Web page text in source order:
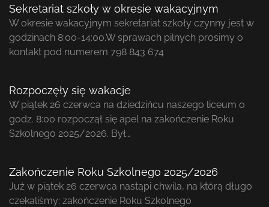
Sekretariat szkoły w okresie wakacyjnym
W okresie wakacyjnym sekretariat szkoły czynny jest w
godzinach 8:00-14:00.W sprawach pilnych prosimy o
kontakt pod numerem 798 843 674
Rozpoczęły się wakacje
W piątek 26 czerwca na dziedzińcu naszego liceum o
godz. 8:00 rozpoczął się apel na zakończenie Roku
Szkolnego 2025/2026. Był…
Zakończenie Roku Szkolnego 2025/2026
Już w piątek 26 czerwca nastąpi chwila, na którą długo
czekaliśmy: zakończenie Roku Szkolnego